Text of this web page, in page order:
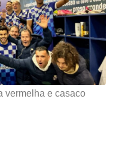
vermelha e casaco